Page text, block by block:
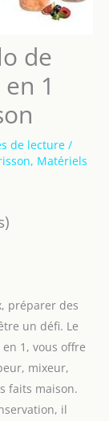
de
1
de lecture /
, Matériels
préparer des
un défi. Le
en 1, vous offre
mixeur,
faits maison.
il